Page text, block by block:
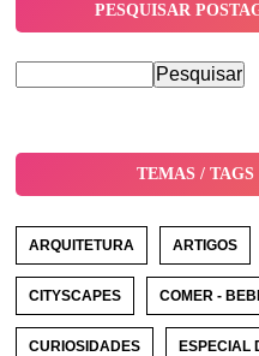
PESQUISAR
TEMAS / TAGS
ARQUITETURA ARTIGOS
CITYSCAPES COMER -
CURIOSIDADES ESPECIAL